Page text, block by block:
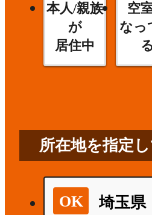
本人/親族
が
居住中
空
なっ
る
所在地を指定